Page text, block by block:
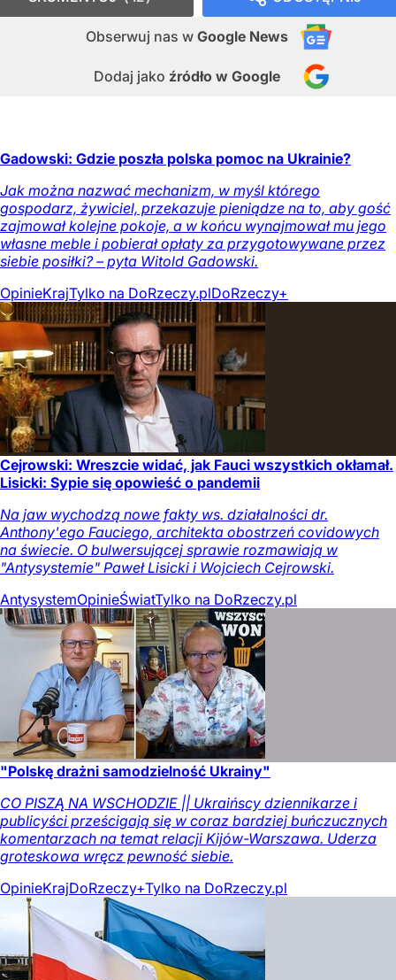
Obserwuj nas w Google News
Dodaj jako źródło w Google
Gadowski: Gdzie poszła polska pomoc na Ukrainie?
Jak można nazwać mechanizm, w myśl którego
gospodarz, żywiciel, przekazuje pieniądze na to, aby gość
zajmował kolejne pokoje, a w końcu wynajmował mu jego
własne meble i pobierał opłaty za przygotowywane przez
siebie posiłki? – pyta Witold Gadowski.
OpinieKrajTylko na DoRzeczy.plDoRzeczy+
Cejrowski: Wreszcie widać, jak Fauci wszystkich okłamał.
Lisicki: Sypie się opowieść o pandemii
Na jaw wychodzą nowe fakty ws. działalności dr.
Anthony'ego Fauciego, architekta obostrzeń covidowych
na świecie. O bulwersującej sprawie rozmawiają w
"Antysystemie" Paweł Lisicki i Wojciech Cejrowski.
AntysystemOpinieŚwiatTylko na DoRzeczy.pl
"Polskę drażni samodzielność Ukrainy"
CO PISZĄ NA WSCHODZIE || Ukraińscy dziennikarze i
publicyści prześcigają się w coraz bardziej buńczucznych
komentarzach na temat relacji Kijów-Warszawa. Uderza
groteskowa wręcz pewność siebie.
OpinieKrajDoRzeczy+Tylko na DoRzeczy.pl